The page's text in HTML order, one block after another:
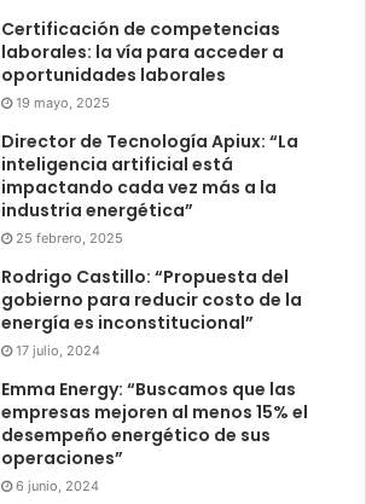
Certificación de competencias
laborales: la vía para acceder a
oportunidades laborales
19 mayo, 2025
Director de Tecnología Apiux: “La
inteligencia artificial está
impactando cada vez más a la
industria energética”
25 febrero, 2025
Rodrigo Castillo: “Propuesta del
gobierno para reducir costo de la
energía es inconstitucional”
17 julio, 2024
Emma Energy: “Buscamos que las
empresas mejoren al menos 15% el
desempeño energético de sus
operaciones”
6 junio, 2024